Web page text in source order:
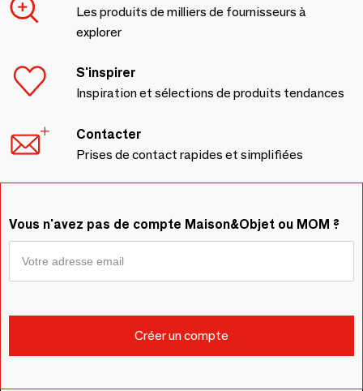
Les produits de milliers de fournisseurs à
explorer
S'inspirer
Inspiration et sélections de produits tendances
Contacter
Prises de contact rapides et simplifiées
Vous n'avez pas de compte Maison&Objet ou MOM ?